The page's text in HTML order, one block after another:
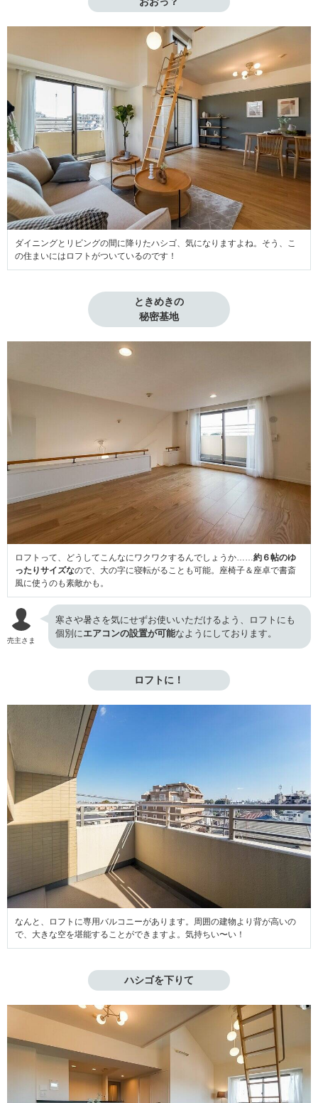
ダイニングとリビングの間に降りたハシゴ、気になりますよね。そう、こ
の住まいにはロフトがついているのです！
ときめきの
秘密基地
ロフトって、どうしてこんなにワクワクするんでしょうか……約６帖のゆ
ったりサイズなので、大の字に寝転がることも可能。座椅子＆座卓で書斎
風に使うのも素敵かも。
売主さま
寒さや暑さを気にせずお使いいただけるよう、ロフトにも
個別にエアコンの設置が可能なようにしております。
ロフトに！
なんと、ロフトに専用バルコニーがあります。周囲の建物より背が高いの
で、大きな空を堪能することができますよ。気持ちい〜い！
ハシゴを下りて